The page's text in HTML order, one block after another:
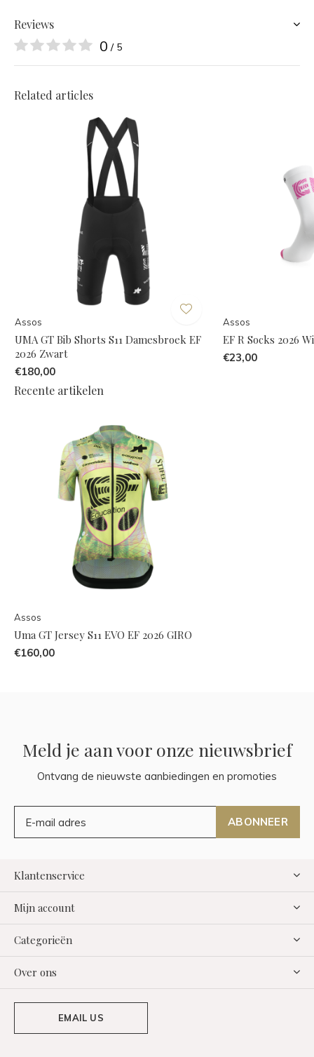
Reviews
0 / 5
Related articles
Assos
UMA GT Bib Shorts S11 Damesbroek EF
2026 Zwart
€180,00
Assos
EF R Socks 2026
€23,00
Recente artikelen
Assos
Uma GT Jersey S11 EVO EF 2026 GIRO
€160,00
Meld je aan voor onze nieuwsbrief
Ontvang de nieuwste aanbiedingen en promoties
ABONNEER
Klantenservice
Mijn account
Categorieën
Over ons
EMAIL US